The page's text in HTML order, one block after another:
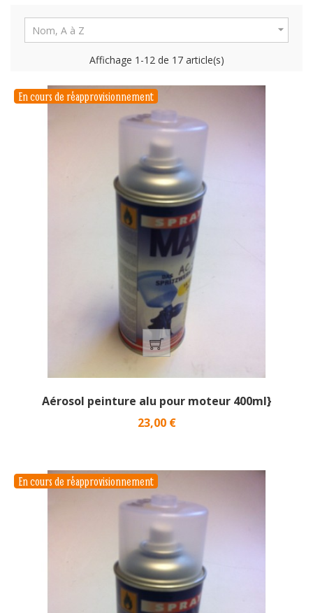
Nom, A à Z 
Affichage 1-12 de 17 article(s)
Aérosol peinture alu pour moteur 400ml}
Prix
23,00 €
En cours de réapprovisionnement
En cours de réapprovisionnement